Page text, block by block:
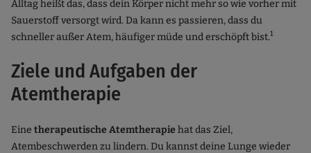
Alltag heißt das, dass dein Körper nicht mehr so wie vorher mit
Sauerstoff versorgt wird. Da kann es passieren, dass du
schneller außer Atem, häufiger müde und erschöpft bist.1
Ziele und Aufgaben der
Atemtherapie
Eine therapeutische Atemtherapie hat das Ziel,
Atembeschwerden zu lindern. Du kannst deine Lunge wieder